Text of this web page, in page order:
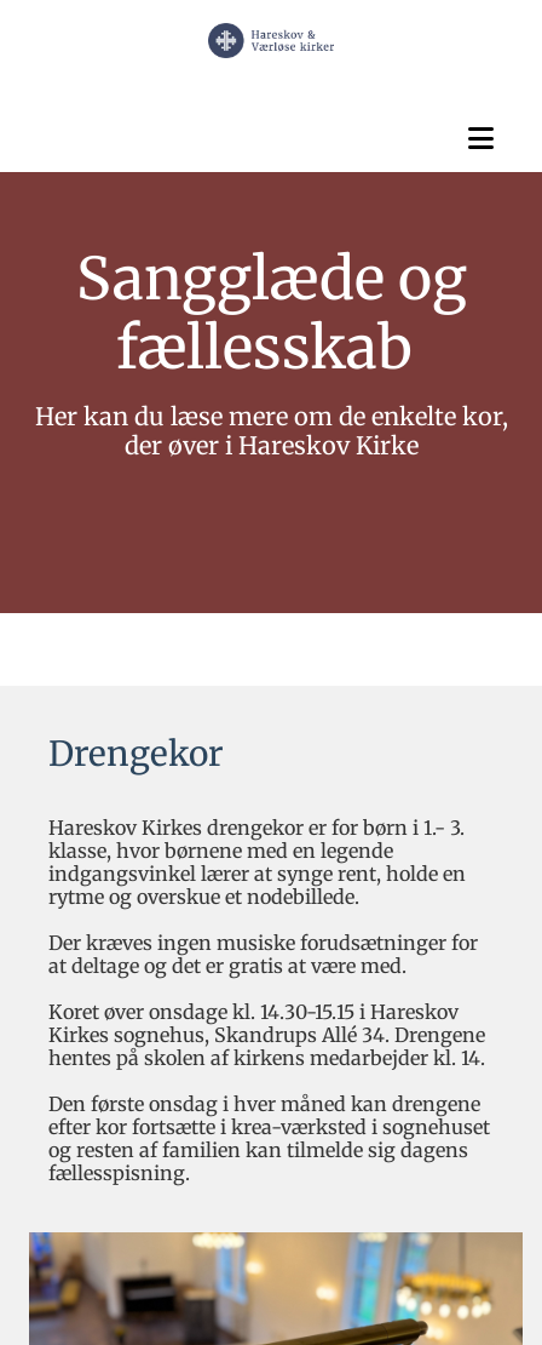
Sangglæde og
fællesskab
Her kan du læse mere om de enkelte kor,
der øver i Hareskov Kirke
Drengekor
Hareskov Kirkes drengekor er for børn i 1.- 3.
klasse, hvor børnene med en legende
indgangsvinkel lærer at synge rent, holde en
rytme og overskue et nodebillede.
Der kræves ingen musiske forudsætninger for
at deltage og det er gratis at være med.
Koret øver onsdage kl. 14.30-15.15 i Hareskov
Kirkes sognehus, Skandrups Allé 34. Drengene
hentes på skolen af kirkens medarbejder kl. 14.
Den første onsdag i hver måned kan drengene
efter kor fortsætte i krea-værksted i sognehuset
og resten af familien kan tilmelde sig dagens
fællesspisning.